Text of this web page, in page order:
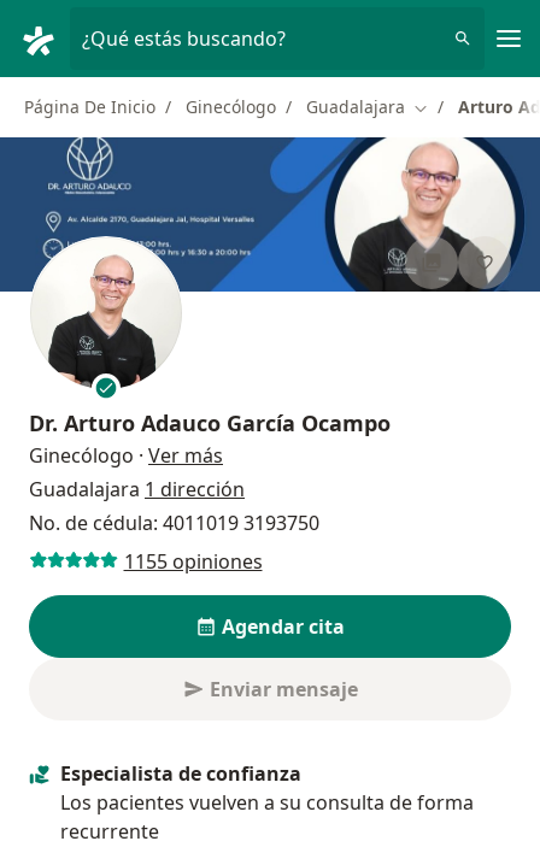
¿Qué estás buscando?
Página De Inicio Ginecólogo Guadalajara Cambiar de
Arturo
Dr. Arturo Adauco García Ocampo
Ginecólogo · Ver más
Guadalajara 1 dirección
No. de cédula: 4011019 3193750
1155 opiniones
Agendar cita
Enviar mensaje
Especialista de confianza
Los pacientes vuelven a su consulta de forma
recurrente